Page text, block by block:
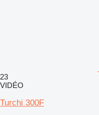
23
VIDÉO
Turchi 300F